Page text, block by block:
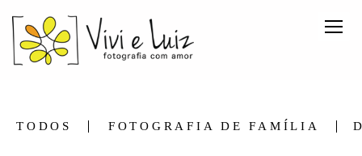
TODOS FOTOGRAFIA DE FAMÍLIA